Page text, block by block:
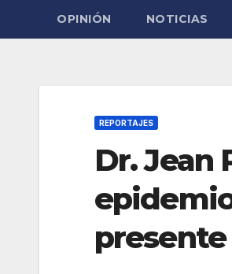
OPINIÓN NOTICIAS
REPORTAJES
Dr. Jean